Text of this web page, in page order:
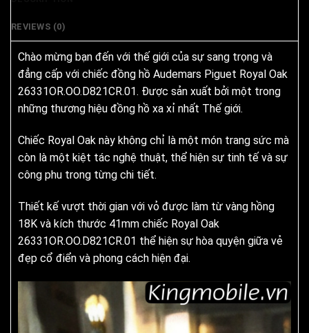
REVIEWS (0)
Chào mừng bạn đến với thế giới của sự sang trọng và
đẳng cấp với chiếc đồng hồ Audemars Piguet Royal Oak
26331OR.OO.D821CR.01. Được sản xuất bởi một trong
những thương hiệu đồng hồ xa xỉ nhất Thế giới.
Chiếc Royal Oak này không chỉ là một món trang sức mà
còn là một kiệt tác nghệ thuật, thể hiện sự tinh tế và sự
công phu trong từng chi tiết.
Thiết kế vượt thời gian với vỏ được làm từ vàng hồng
18K và kích thước 41mm chiếc Royal Oak
26331OR.OO.D821CR.01 thể hiện sự hòa quyện giữa vẻ
đẹp cổ điển và phong cách hiện đại.